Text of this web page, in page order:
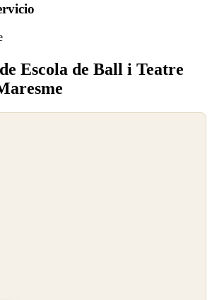
Escola de Ball i Teatre